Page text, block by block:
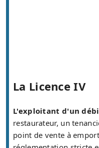
La Licence IV
L'exploitant d'un
restaurateur, un
point de vente à